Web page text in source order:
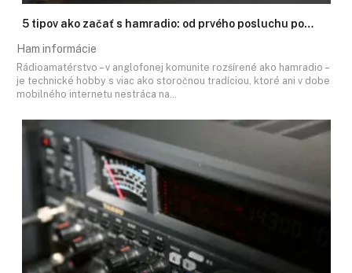
5 tipov ako začať s hamradio: od prvého posluchu po…
Ham informácie
Rádioamatérstvo – v anglofonej komunite rozšírené ako hamradio –
je technické hobby s viac ako storočnou tradíciou, ktoré ani v dobe
mobilného internetu nestráca na…